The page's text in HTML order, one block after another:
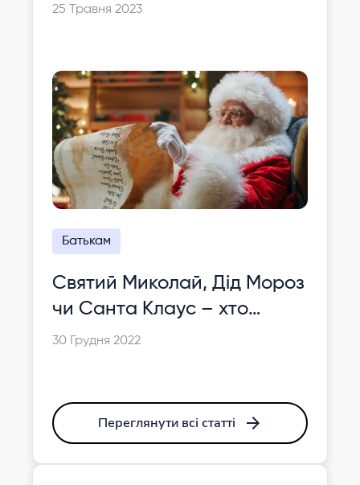
25 Травня 2023
Батькам
Святий Миколай, Дід Мороз
чи Санта Клаус – хто
цьогоріч приходив в
30 Грудня 2022
Переглянути всі статті